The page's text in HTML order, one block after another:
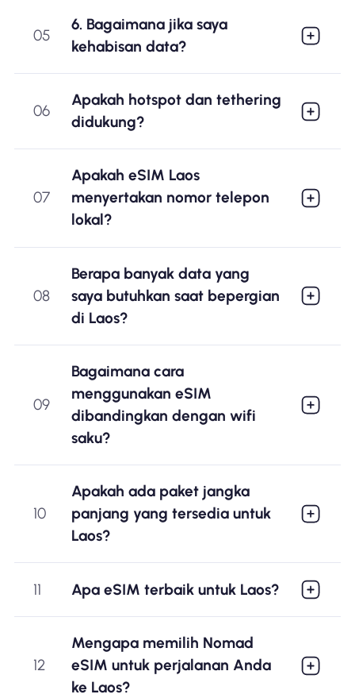
05
6. Bagaimana jika saya
kehabisan data?
06
Apakah hotspot dan tethering
didukung?
07
Apakah eSIM Laos
menyertakan nomor telepon
lokal?
08
Berapa banyak data yang
saya butuhkan saat bepergian
di Laos?
09
Bagaimana cara
menggunakan eSIM
dibandingkan dengan wifi
saku?
10
Apakah ada paket jangka
panjang yang tersedia untuk
Laos?
11 Apa eSIM terbaik untuk Laos?
12
Mengapa memilih Nomad
eSIM untuk perjalanan Anda
ke Laos?